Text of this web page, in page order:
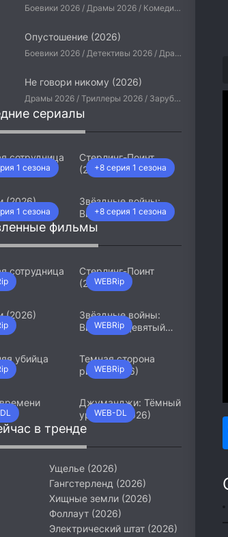
Боевики 2026 / Драмы 2026 / Комедии 2026 / Приключения 2026 / Фантастические 2026 / Зарубежные фильмы 2026 / Американские фильмы / Фильмы 2026
Опустошение (2026)
Боевики 2026 / Детективы 2026 / Драмы 2026 / Криминальные фильмы 2026 / Триллеры 2026 / Зарубежные фильмы 2026 / Американские фильмы / Фильмы 2026
Не говори никому (2026)
Драмы 2026 / Триллеры 2026 / Зарубежные фильмы 2026 / Американские фильмы / Фильмы 2026
сериалы
1 сезона
сотрудница
+8 серия 1 сезона
Стерлинг-Поинт
(2026)
1 сезона
(2026)
+8 серия 1 сезона
Звёздные войны:
Видения. Девятый
джедай (2026)
фильмы
сотрудница
WEBRip
Стерлинг-Поинт
(2026)
(2026)
WEBRip
Звёздные войны:
Видения. Девятый
убийца
WEBRip
Темная сторона
ринга (2026)
WEB-DL
Джуманджи: Тёмный
уровень (2026)
в тренде
Ущелье (2026)
Гангстерленд (2026)
Хищные земли (2026)
Фоллаут (2026)
Электрический штат (2026)